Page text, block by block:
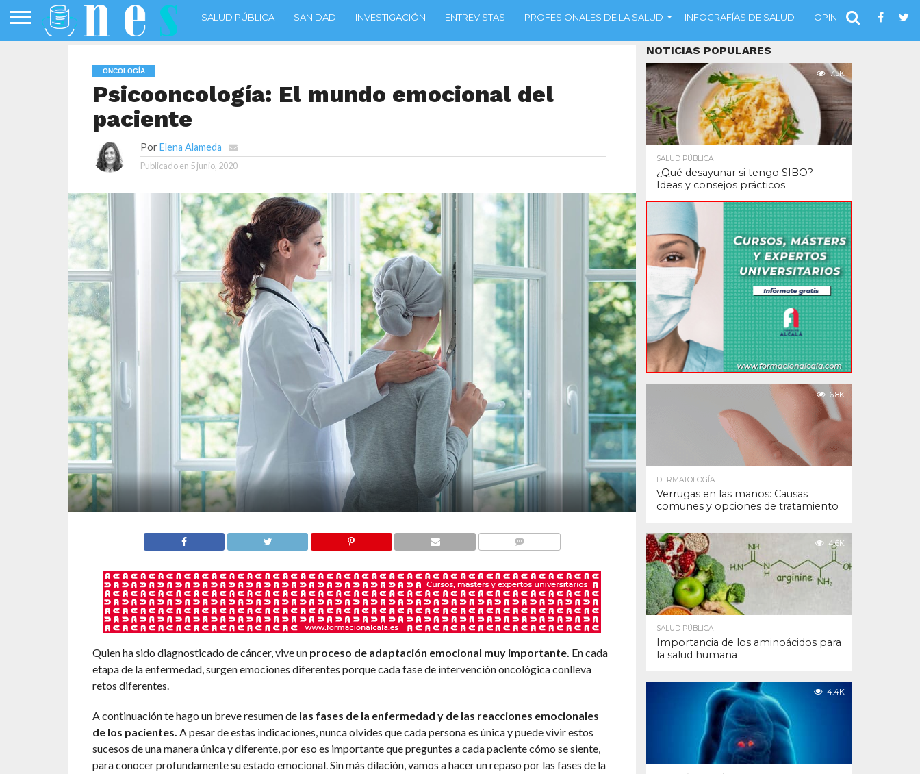
SALUD PÚBLICA SANIDAD INVESTIGACIÓN ENTREVISTAS PROFESIONALES DE LA SALUD INFOGRAFÍAS DE SALUD OPINIÓN
ONCOLOGÍA
Psicooncología: El mundo emocional del
paciente
Por Elena Alameda
Publicado en 5 junio, 2020
Quien ha sido diagnosticado de cáncer, vive un proceso de adaptación emocional muy importante. En cada
etapa de la enfermedad, surgen emociones diferentes porque cada fase de intervención oncológica conlleva
retos diferentes.
A continuación te hago un breve resumen de las fases de la enfermedad y de las reacciones emocionales
de los pacientes. A pesar de estas indicaciones, nunca olvides que cada persona es única y puede vivir estos
sucesos de una manera única y diferente, por eso es importante que preguntes a cada paciente cómo se siente,
para conocer profundamente su estado emocional. Sin más dilación, vamos a hacer un repaso por las fases de la
NOTICIAS POPULARES
7.5K
SALUD PÚBLICA
¿Qué desayunar si tengo SIBO?
Ideas y consejos prácticos
6.8K
DERMATOLOGÍA
Verrugas en las manos: Causas
comunes y opciones de tratamiento
4.6K
SALUD PÚBLICA
Importancia de los aminoácidos para
la salud humana
4.4K